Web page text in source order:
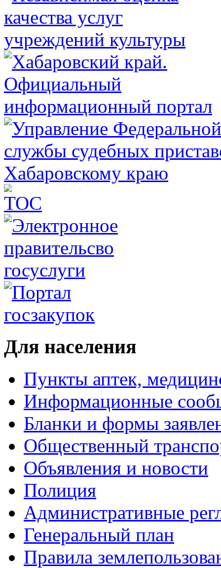
Для населения
Пункты аптек,
Информационные
Бланки и формы
Общественный
Объявления и новости
Полиция
Административные
Генеральный план
Правила